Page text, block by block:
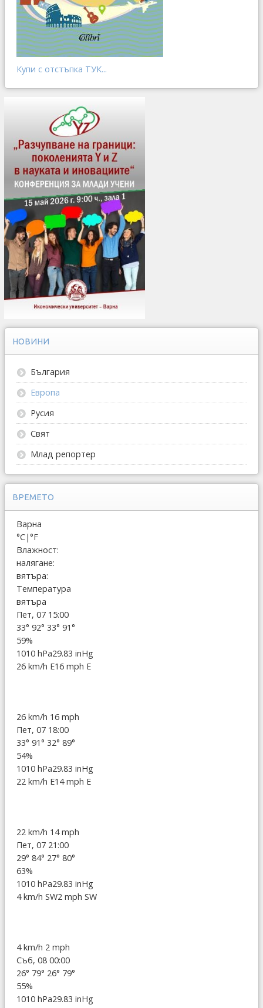
Купи с отстъпка ТУК...
НОВИНИ
България
Европа
Русия
Свят
Млад репортер
ВРЕМЕТО
Варна
°C|°F
Влажност:
налягане:
вятъра:
Температура
вятъра
Пет, 07 15:00
33° 92° 33° 91°
59%
1010 hPa29.83 inHg
26 km/h E16 mph E
26 km/h 16 mph
Пет, 07 18:00
33° 91° 32° 89°
54%
1010 hPa29.83 inHg
22 km/h E14 mph E
22 km/h 14 mph
Пет, 07 21:00
29° 84° 27° 80°
63%
1010 hPa29.83 inHg
4 km/h SW2 mph SW
4 km/h 2 mph
Съб, 08 00:00
26° 79° 26° 79°
55%
1010 hPa29.83 inHg